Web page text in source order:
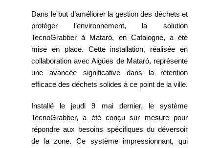
Dans le but d’améliorer la gestion des déchets et
protéger l’environnement, la solution
TecnoGrabber à Mataró, en Catalogne, a été
mise en place. Cette installation, réalisée en
collaboration avec Aigües de Mataró, représente
une avancée significative dans la rétention
efficace des déchets solides à ce point de la ville.
Installé le jeudi 9 mai dernier, le système
TecnoGrabber, a été conçu sur mesure pour
répondre aux besoins spécifiques du déversoir
de la zone. Ce système impressionnant, qui